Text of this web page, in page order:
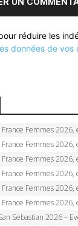
réduire les
données de vos
2026, étape 6 – Kim Le Court-Pienaar gagne à
2026, étape 5 – Demi Vollering gagne à Belleville, Reusser en
2026, étape 4 – Marlen Reusser écrase le chrono,
2026, étape 3 – Sigrid Haugset en solitaire, 88 km
2026, étape 2 – Lorena Wiebes doublé à Genève, Markus
2026, étape 1 – Lorena Wiebes intouchable à Lausanne,
2026 – Evenepoel recordman, 4e victoire,